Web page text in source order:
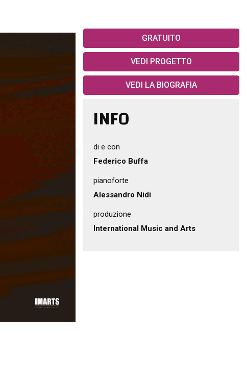
GRATUITO
VEDI PROGETTO
VEDI LA BIOGRAFIA
INFO
di e con
Federico Buffa
pianoforte
Alessandro Nidi
produzione
International Music and Arts